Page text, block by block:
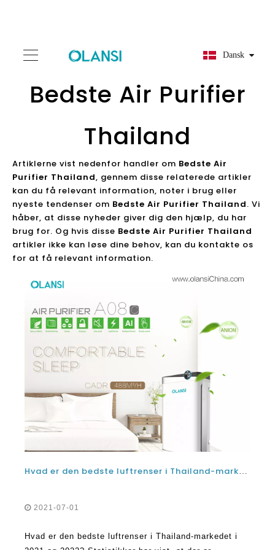
Dansk
Bedste Air Purifier
Thailand
Artiklerne vist nedenfor handler om Bedste Air
Purifier Thailand, gennem disse relaterede artikler
kan du få relevant information, noter i brug eller
nyeste tendenser om Bedste Air Purifier Thailand. Vi
håber, at disse nyheder giver dig den hjælp, du har
brug for. Og hvis disse Bedste Air Purifier Thailand
artikler ikke kan løse dine behov, kan du kontakte os
for at få relevant information.
Hvad er den bedste luftrenser i Thailand-markedet i 2021 og 2022?
2021-07-01
Hvad er den bedste luftrenser i Thailand-markedet i